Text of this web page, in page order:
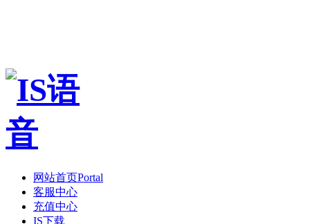
网站首页Portal
客服中心
充值中心
IS下载